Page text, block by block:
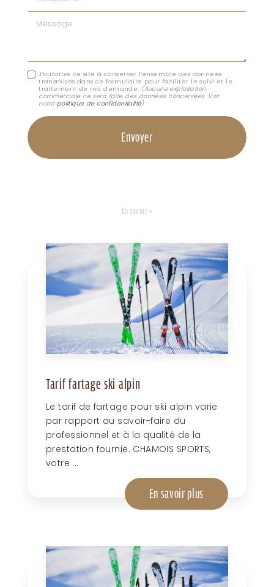
Message
J'autorise ce site à conserver l'ensemble des données
transmises dans ce formulaire pour faciliter le suivi et le
traitement de ma demande. (Aucune exploitation
commerciale ne sera faite des données concervées. Voir
notre politique de confidentialité)
En savoir +
Tarif fartage ski alpin
Le tarif de fartage pour ski alpin varie
par rapport au savoir-faire du
professionnel et à la qualité de la
prestation fournie. CHAMOIS SPORTS,
votre ...
En savoir plus